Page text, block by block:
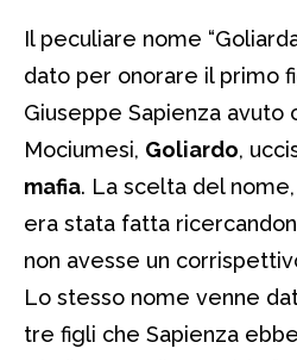
Il peculiare nome
dato per onorare il primo
Giuseppe Sapienza avuto
Mociumesi, Goliardo,
mafia. La scelta del
era stata fatta
non avesse un
Lo stesso nome venne
tre figli che Sapienza